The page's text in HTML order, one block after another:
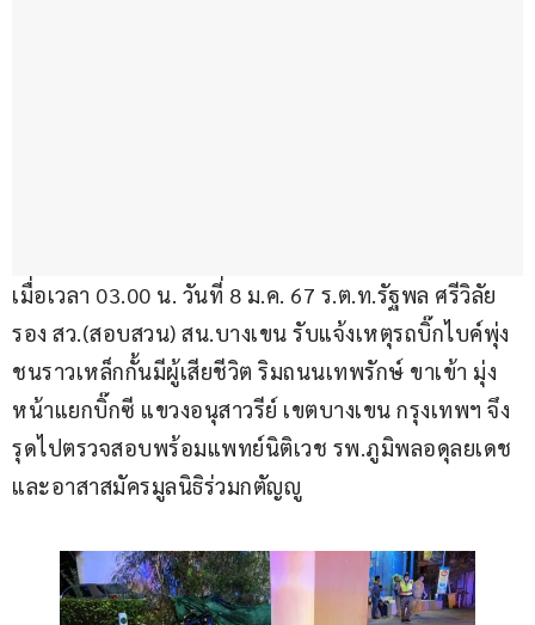
เมื่อเวลา 03.00 น. วันที่ 8 ม.ค. 67 ร.ต.ท.รัฐพล ศรีวิลัย
รอง สว.(สอบสวน) สน.บางเขน รับแจ้งเหตุรถบิ๊กไบค์พุ่ง
ชนราวเหล็กกั้นมีผู้เสียชีวิต ริมถนนเทพรักษ์ ขาเข้า มุ่ง
หน้าแยกบิ๊กซี แขวงอนุสาวรีย์ เขตบางเขน กรุงเทพฯ จึง
รุดไปตรวจสอบพร้อมแพทย์นิติเวช รพ.ภูมิพลอดุลยเดช
และอาสาสมัครมูลนิธิร่วมกตัญญู